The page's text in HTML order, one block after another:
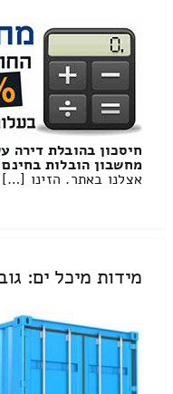
חיסכון בהובלת דירה
מחשבון הובלות בחינם
אצלנו באתר. הזינו […]
מידות מיכל ים: